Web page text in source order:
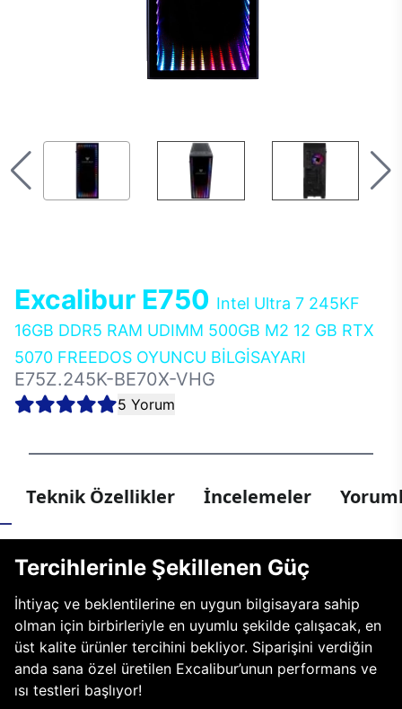
Excalibur E750 Intel Ultra 7 245KF
16GB DDR5 RAM UDIMM 500GB M2 12 GB RTX
5070 FREEDOS OYUNCU BİLGİSAYARI
E75Z.245K-BE70X-VHG
5 Yorum
Teknik Özellikler İncelemeler
Tercihlerinle Şekillenen Güç
İhtiyaç ve beklentilerine en uygun bilgisayara sahip
olman için birbirleriyle en uyumlu şekilde çalışacak, en
üst kalite ürünler tercihini bekliyor. Siparişini verdiğin
anda sana özel üretilen Excalibur’unun performans ve
ısı testleri başlıyor!